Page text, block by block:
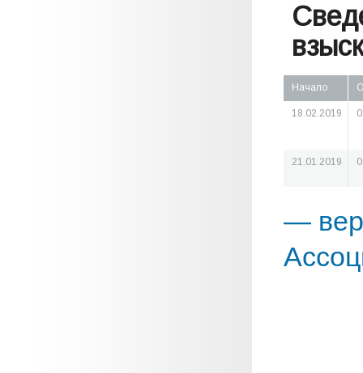
Начало
18.02.2019
21.01.2019
—